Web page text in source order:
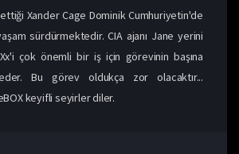
Xander Cage Dominik Cumhuriyetin'de
sürdürmektedir. CIA ajanı Jane yerini
çok önemli bir iş için görevinin başına
Bu görev oldukça zor olacaktır...
keyifli seyirler diler.